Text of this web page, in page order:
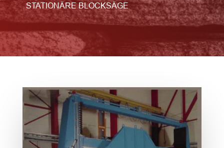
STATIONÄRE BLOCKSÄGE